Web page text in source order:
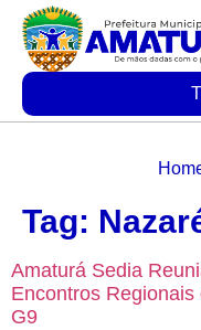
Tag:
Amaturá Sedia
Encontros Regionais
G9